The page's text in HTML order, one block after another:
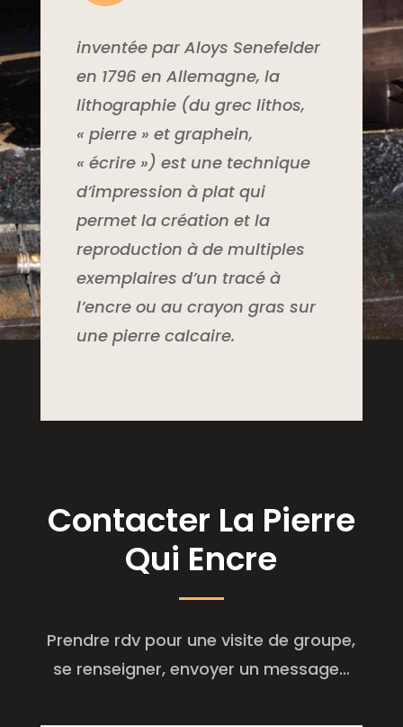
inventée par Aloys Senefelder
en 1796 en Allemagne, la
lithographie (du grec lithos,
« pierre » et graphein,
« écrire ») est une technique
d’impression à plat qui
permet la création et la
reproduction à de multiples
exemplaires d’un tracé à
l’encre ou au crayon gras sur
une pierre calcaire.
Contacter La Pierre
Qui Encre
Prendre rdv pour une visite de groupe,
se renseigner, envoyer un message…